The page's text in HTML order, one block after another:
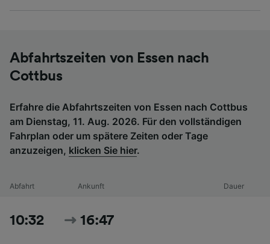
Abfahrtszeiten von Essen nach
Cottbus
Erfahre die Abfahrtszeiten von Essen nach Cottbus
am Dienstag, 11. Aug. 2026. Für den vollständigen
Fahrplan oder um spätere Zeiten oder Tage
anzuzeigen, klicken Sie hier.
Abfahrt Ankunft Dauer
10:32 16:47